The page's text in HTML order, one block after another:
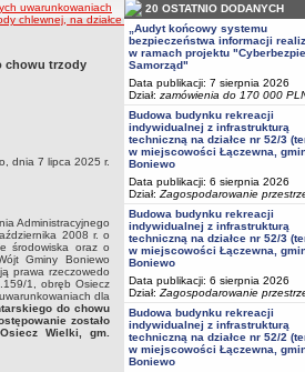
uwarunkowaniach
chlewnej, na działce nr ewid. 157 obręb 0004 Osiecz
chowu trzody
dnia 7 lipca 2025 r.
Administracyjnego
2008 r. o
środowiska oraz o
Gminy Boniewo
prawa rzeczowedo
1, obręb Osiecz
dla
do chowu
zostało
Wielki, gm.
20 OSTATNIO DODANYCH
„Audyt końcowy systemu
bezpieczeństwa informacji
w ramach projektu
Samorząd"
Data publikacji: 7 sierpnia 2026
Dział: zamówienia do 170 000
Budowa budynku rekreacji
indywidualnej z infrastrukturą
techniczną na działce nr 52/3
w miejscowości Łączewna,
Boniewo
Data publikacji: 6 sierpnia 2026
Dział: Zagospodarowanie
Budowa budynku rekreacji
indywidualnej z infrastrukturą
techniczną na działce nr 52/3
w miejscowości Łączewna,
Boniewo
Data publikacji: 6 sierpnia 2026
Dział: Zagospodarowanie
Budowa budynku rekreacji
indywidualnej z infrastrukturą
techniczną na działce nr 52/2
w miejscowości Łączewna,
Boniewo